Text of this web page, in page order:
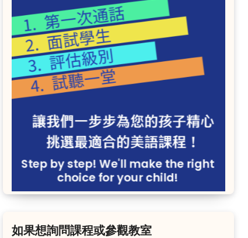
如果想詢問課程或參觀教室